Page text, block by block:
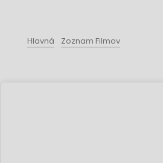
Hlavná Zoznam Filmov